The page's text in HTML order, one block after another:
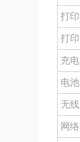
打
打
充
电池
无
网